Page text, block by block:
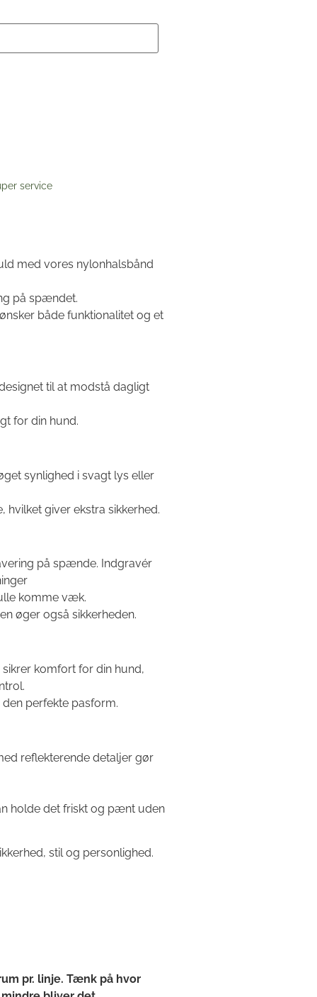
service
med vores nylonhalsbånd
på spændet.
både funktionalitet og et
til at modstå dagligt
for din hund.
synlighed i svagt lys eller
giver ekstra sikkerhed.
på spænde. Indgravér
komme væk.
øger også sikkerheden.
komfort for din hund,
perfekte pasform.
reflekterende detaljer gør
holde det friskt og pænt uden
stil og personlighed.
pr. linje. Tænk på hvor